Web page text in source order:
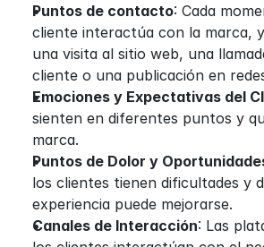
Puntos de contacto: Cada
cliente interactúa con la marca,
una visita al sitio web, una
cliente o una publicación en
Emociones y Expectativas del
sienten en diferentes puntos y
marca.
Puntos de Dolor y
los clientes tienen dificultades y
experiencia puede mejorarse.
Canales de Interacción: Las